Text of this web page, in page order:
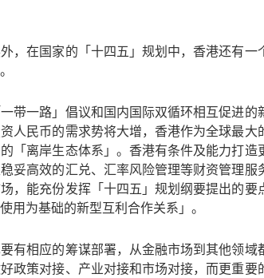
，在国家的「十四五」规划中，香港还有
带一路」倡议和国内国际双循环相互促进
人民币的需求势将大增，香港作为全球最
「离岸生态体系」。香港有条件及能力打
妥高效的汇兑、汇率风险管理等财资管理
，能充份发挥「十四五」规划纲要提出的
用为基础的新型互利合作关系」。
有相应的筹谋部署，从金融市场到其他领域
政策对接、产业对接和市场对接，而更重